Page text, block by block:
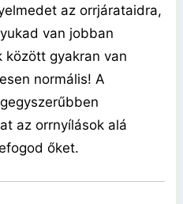
az orrjárataidra,
van jobban
között gyakran van
normális! A
az orrnyílások alá
őket.